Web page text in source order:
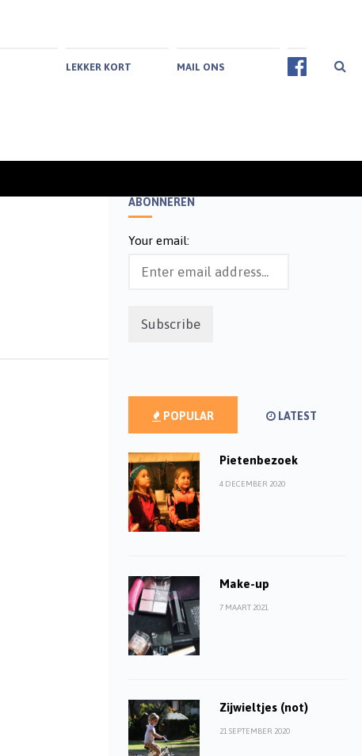
LEKKER KORT MAIL ONS
ABONNEREN
Your email:
POPULAR LATEST
Pietenbezoek
4 DECEMBER 2020
Make-up
7 MAART 2021
Zijwieltjes (not)
21 SEPTEMBER 2020